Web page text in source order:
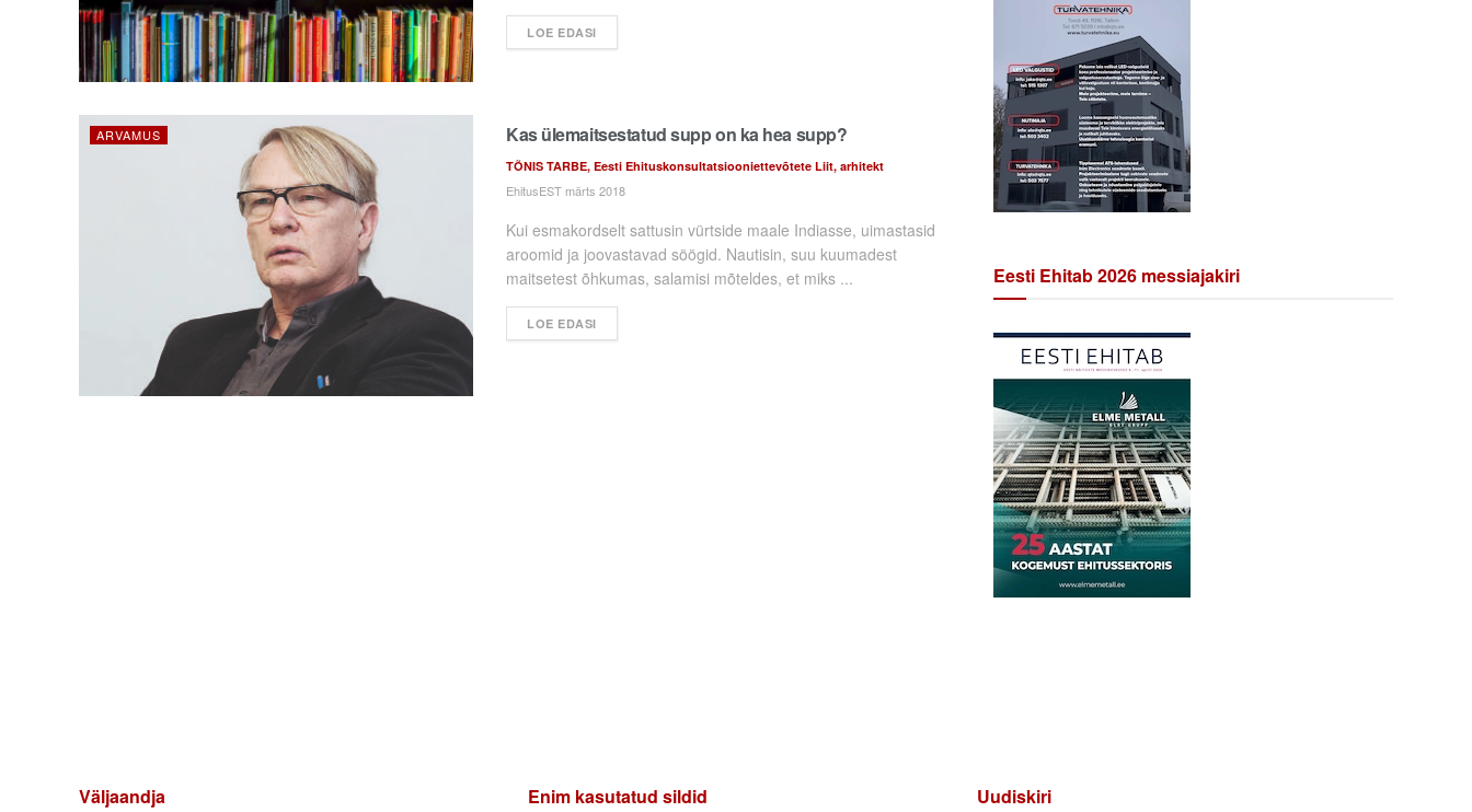
LOE EDASI
ARVAMUS Kas ülemaitsestatud supp on ka hea supp?
TÕNIS TARBE, Eesti Ehituskonsultatsiooniettevõtete Liit, arhitekt
EhitusEST märts 2018
Kui esmakordselt sattusin vürtside maale Indiasse, uimastasid
aroomid ja joovastavad söögid. Nautisin, suu kuumadest
maitsetest õhkumas, salamisi mõteldes, et miks ...
LOE EDASI
Eesti Ehitab 2026 messiajakiri
Väljaandja Enim kasutatud sildid Uudiskiri